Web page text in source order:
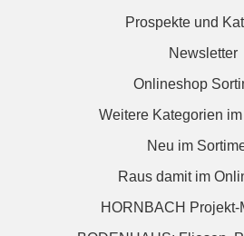
Prospekte und
Newsletter
Onlineshop
Weitere Kategorien
Neu im
Raus damit im
HORNBACH Projekt-